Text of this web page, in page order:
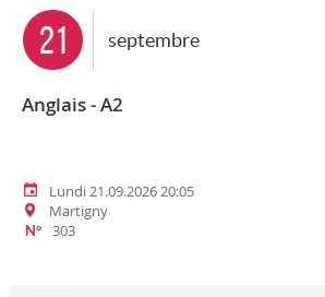
21 septembre
Anglais - A2
Lundi 21.09.2026 20:05
Martigny
N°
303